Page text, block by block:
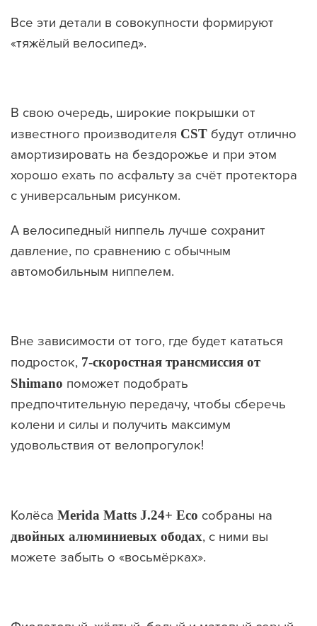
Все эти детали в совокупности формируют
«тяжёлый велосипед».
В свою очередь, широкие покрышки от
известного производителя CST будут отлично
амортизировать на бездорожье и при этом
хорошо ехать по асфальту за счёт протектора
с универсальным рисунком.
А велосипедный ниппель лучше сохранит
давление, по сравнению с обычным
автомобильным ниппелем.
Вне зависимости от того, где будет кататься
подросток, 7-скоростная трансмиссия от
Shimano поможет подобрать
предпочтительную передачу, чтобы сберечь
колени и силы и получить максимум
удовольствия от велопрогулок!
Колёса Merida Matts J.24+ Eco собраны на
двойных алюминиевых ободах, с ними вы
можете забыть о «восьмёрках».